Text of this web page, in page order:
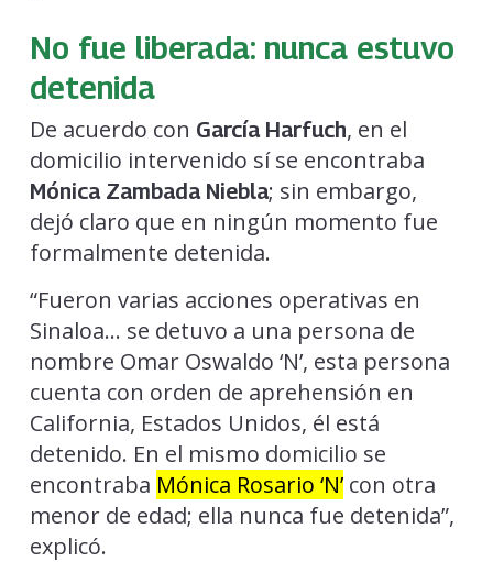
No fue liberada: nunca estuvo
detenida
De acuerdo con García Harfuch, en el
domicilio intervenido sí se encontraba
Mónica Zambada Niebla; sin embargo,
dejó claro que en ningún momento fue
formalmente detenida.
“Fueron varias acciones operativas en
Sinaloa… se detuvo a una persona de
nombre Omar Oswaldo ‘N’, esta persona
cuenta con orden de aprehensión en
California, Estados Unidos, él está
detenido. En el mismo domicilio se
encontraba Mónica Rosario ‘N’con otra
menor de edad; ella nunca fue detenida”,
explicó.